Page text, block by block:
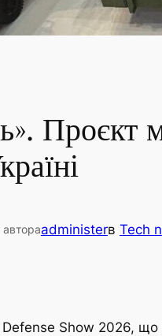
Проєкт
автораadministerв Tech
Show 2026, що